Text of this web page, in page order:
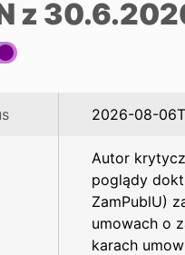
z
2026-08-
Autor
poglądy
ZamPublU)
umowach o
karach